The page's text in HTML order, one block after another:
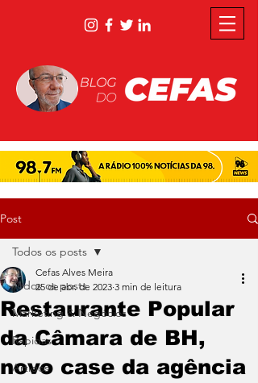
Post
Todos os posts
Marketing & Negócios
Rápidas
Artigos
Todos os posts
Restaurante Popular
da Câmara de BH,
novo case da agência
Cefas Alves Meira
25 de abr. de 2023 3 min de leitura